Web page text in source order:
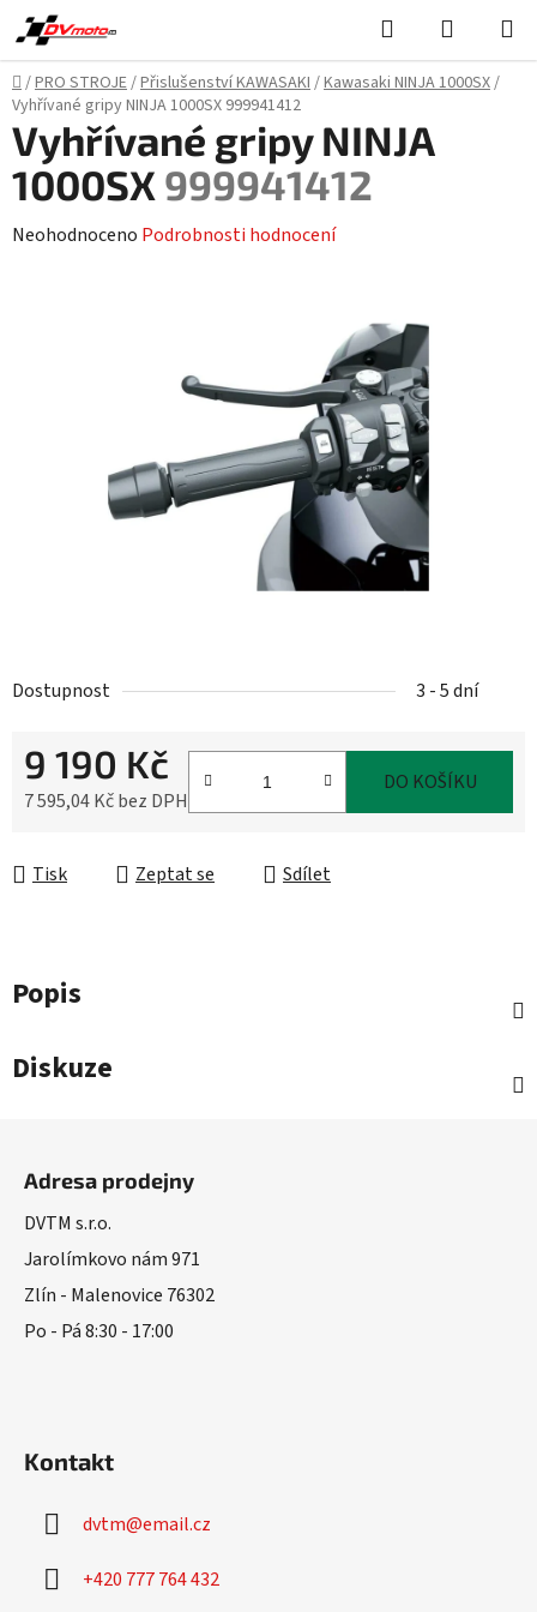
Přejít
na
obsah
Hledat
KOŠÍK
Domů
/PRO STROJE/Přislušenství KAWASAKI/Kawasaki NINJA 1000SX/
Vyhřívané gripy NINJA 1000SX 999941412
Dostupnost 3 - 5 dní
9 190 Kč
7 595,04 Kč bez DPH
DO KOŠÍKU
Tisk Zeptat se Sdílet
Vyhřívané gripy NINJA
1000SX 999941412
Průměrné
Neohodnoceno Podrobnosti hodnocení
Popis
Diskuze
Adresa prodejny
DVTM s.r.o.
Jarolímkovo nám 971
Zlín - Malenovice 76302
Po - Pá 8:30 - 17:00
Kontakt
dvtm@email.cz
+420 777 764 432